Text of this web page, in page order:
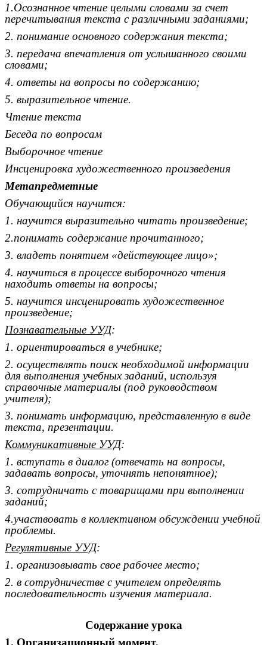
1.Осознанное чтение целыми словами за счет
перечитывания текста с различными заданиями;
2. понимание основного содержания текста;
3. передача впечатления от услышанного своими
словами;
4. ответы на вопросы по содержанию;
5. выразительное чтение.
Чтение текста
Беседа по вопросам
Выборочное чтение
Инсценировка художественного произведения
Метапредметные
Обучающийся научится:
1. научится выразительно читать произведение;
2.понимать содержание прочитанного;
3. владеть понятием «действующее лицо»;
4. научиться в процессе выборочного чтения
находить ответы на вопросы;
5. научится инсценировать художественное
произведение;
Познавательные УУД:
1. ориентироваться в учебнике;
2. осуществлять поиск необходимой информации
для выполнения учебных заданий, используя
справочные материалы (под руководством
учителя);
3. понимать информацию, представленную в виде
текста, презентации.
Коммуникативные УУД:
1. вступать в диалог (отвечать на вопросы,
задавать вопросы, уточнять непонятное);
3. сотрудничать с товарищами при выполнении
заданий;
4.участвовать в коллективном обсуждении учебной
проблемы.
Регулятивные УУД:
1. организовывать свое рабочее место;
2. в сотрудничестве с учителем определять
последовательность изучения материала.
Содержание урока